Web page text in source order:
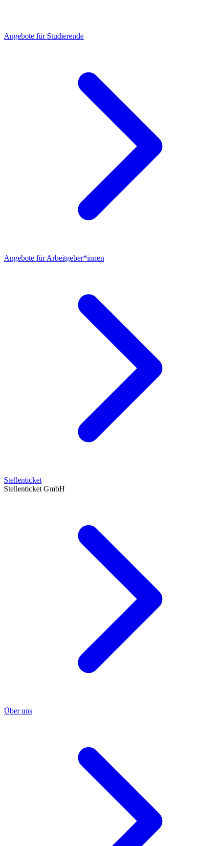
Angebote für Studierende
Angebote für Arbeitgeber*innen
Stellenticket
Stellenticket GmbH
Über uns